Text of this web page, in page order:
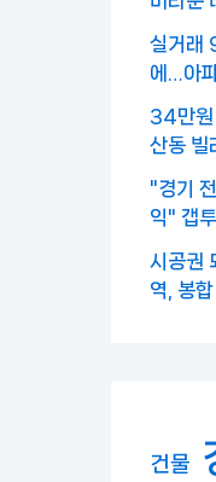
실거래
에…아
34만원
산동 빌
"경기
익" 갭
시공권
역, 봉
건물